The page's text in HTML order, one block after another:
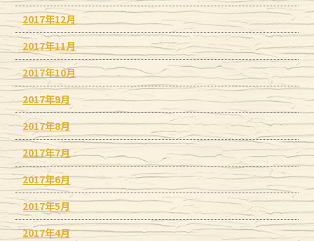
2017年12月
2017年11月
2017年10月
2017年9月
2017年8月
2017年7月
2017年6月
2017年5月
2017年4月